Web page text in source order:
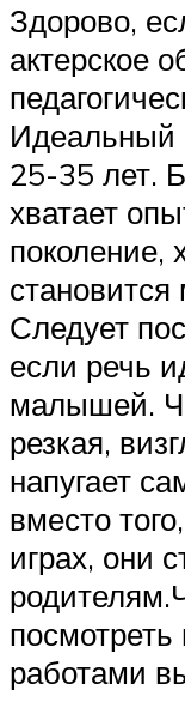
Здорово,
актерское
Идеальный
25-35 лет.
хватает
поколение,
Следует
если речь
малышей.
резкая,
напугает
вместо
играх, они
работами